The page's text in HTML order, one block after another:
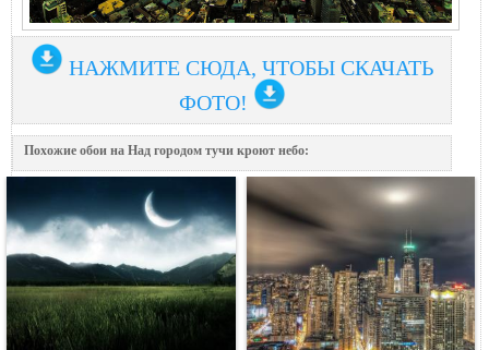
НАЖМИТЕ СЮДА, ЧТОБЫ СКАЧАТЬ
ФОТО!
Похожие обои на Над городом тучи крoют небo: